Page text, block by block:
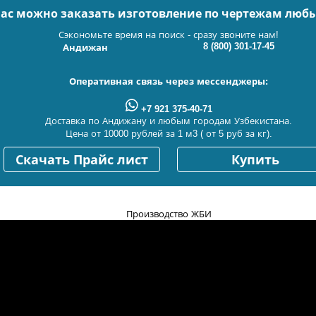
можно заказать изготовление по чертежам
Сэкономьте время на поиск - сразу звоните нам!
Андижан
8 (800) 301-17-45
Оперативная связь через мессенджеры:
+7 921 375-40-71
Доставка по Андижану и любым городам Узбекистана.
Цена от 10000 рублей за 1 м3 ( от 5 руб за кг).
Скачать Прайс лист Купить
Производство ЖБИ